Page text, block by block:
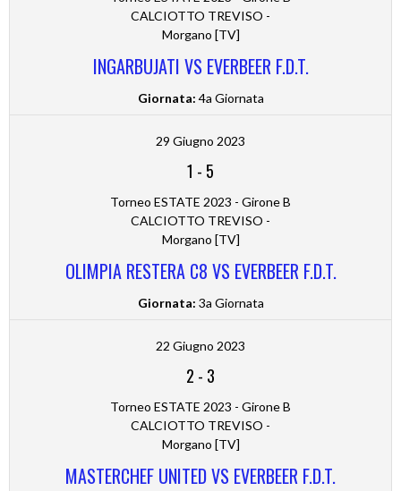
CALCIOTTO TREVISO -
Morgano [TV]
INGARBUJATI VS EVERBEER F.D.T.
Giornata: 4a Giornata
29 Giugno 2023
1 - 5
Torneo ESTATE 2023 - Girone B
CALCIOTTO TREVISO -
Morgano [TV]
OLIMPIA RESTERA C8 VS EVERBEER F.D.T.
Giornata: 3a Giornata
22 Giugno 2023
2 - 3
Torneo ESTATE 2023 - Girone B
CALCIOTTO TREVISO -
Morgano [TV]
MASTERCHEF UNITED VS EVERBEER F.D.T.